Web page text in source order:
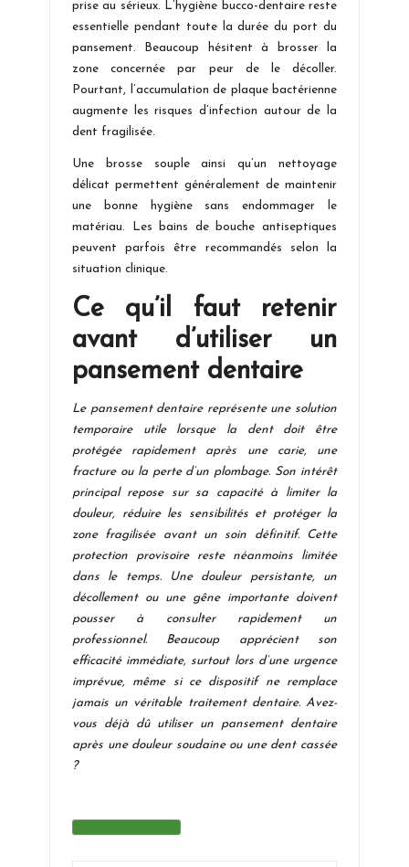
prise au sérieux. L’hygiène bucco-dentaire reste
essentielle pendant toute la durée du port du
pansement. Beaucoup hésitent à brosser la
zone concernée par peur de le décoller.
Pourtant, l’accumulation de plaque bactérienne
augmente les risques d’infection autour de la
dent fragilisée.
Une brosse souple ainsi qu’un nettoyage
délicat permettent généralement de maintenir
une bonne hygiène sans endommager le
matériau. Les bains de bouche antiseptiques
peuvent parfois être recommandés selon la
situation clinique.
Ce qu’il faut retenir
avant d’utiliser un
pansement dentaire
Le pansement dentaire représente une solution
temporaire utile lorsque la dent doit être
protégée rapidement après une carie, une
fracture ou la perte d’un plombage. Son intérêt
principal repose sur sa capacité à limiter la
douleur, réduire les sensibilités et protéger la
zone fragilisée avant un soin définitif. Cette
protection provisoire reste néanmoins limitée
dans le temps. Une douleur persistante, un
décollement ou une gêne importante doivent
pousser à consulter rapidement un
professionnel. Beaucoup apprécient son
efficacité immédiate, surtout lors d’une urgence
imprévue, même si ce dispositif ne remplace
jamais un véritable traitement dentaire. Avez-
vous déjà dû utiliser un pansement dentaire
après une douleur soudaine ou une dent cassée
?
Tags: